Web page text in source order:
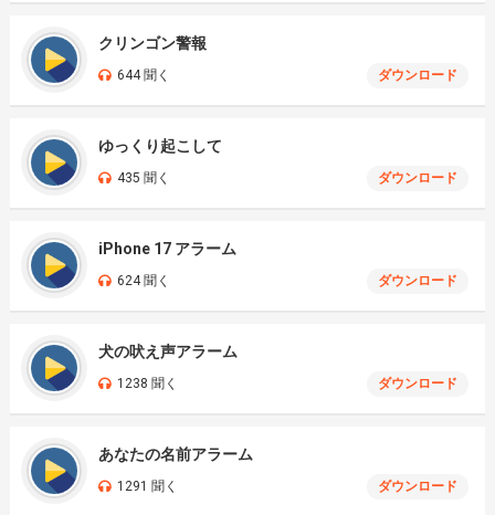
クリンゴン警報
644 聞く ダウンロード
ゆっくり起こして
435 聞く ダウンロード
iPhone 17 アラーム
624 聞く ダウンロード
犬の吠え声アラーム
1238 聞く ダウンロード
あなたの名前アラーム
1291 聞く ダウンロード